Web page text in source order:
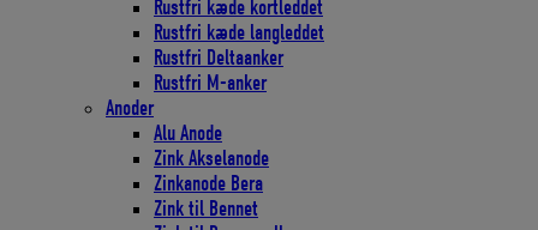
Rustfri kæde kortleddet
Rustfri kæde langleddet
Rustfri Deltaanker
Rustfri M-anker
Anoder
Alu Anode
Zink Akselanode
Zinkanode Bera
Zink til Bennet